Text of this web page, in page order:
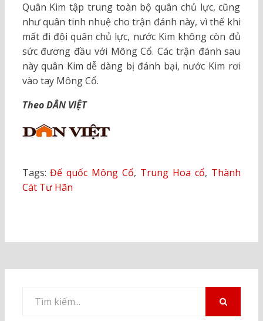
Quân Kim tập trung toàn bộ quân chủ lực, cũng
như quân tinh nhuệ cho trận đánh này, vì thế khi
mất đi đội quân chủ lực, nước Kim không còn đủ
sức đương đầu với Mông Cổ. Các trận đánh sau
này quân Kim dễ dàng bị đánh bại, nước Kim rơi
vào tay Mông Cổ.
Theo DÂN VIỆT
Tags:Đế quốc Mông Cổ, Trung Hoa cổ, Thành
Cát Tư Hãn
kiếm